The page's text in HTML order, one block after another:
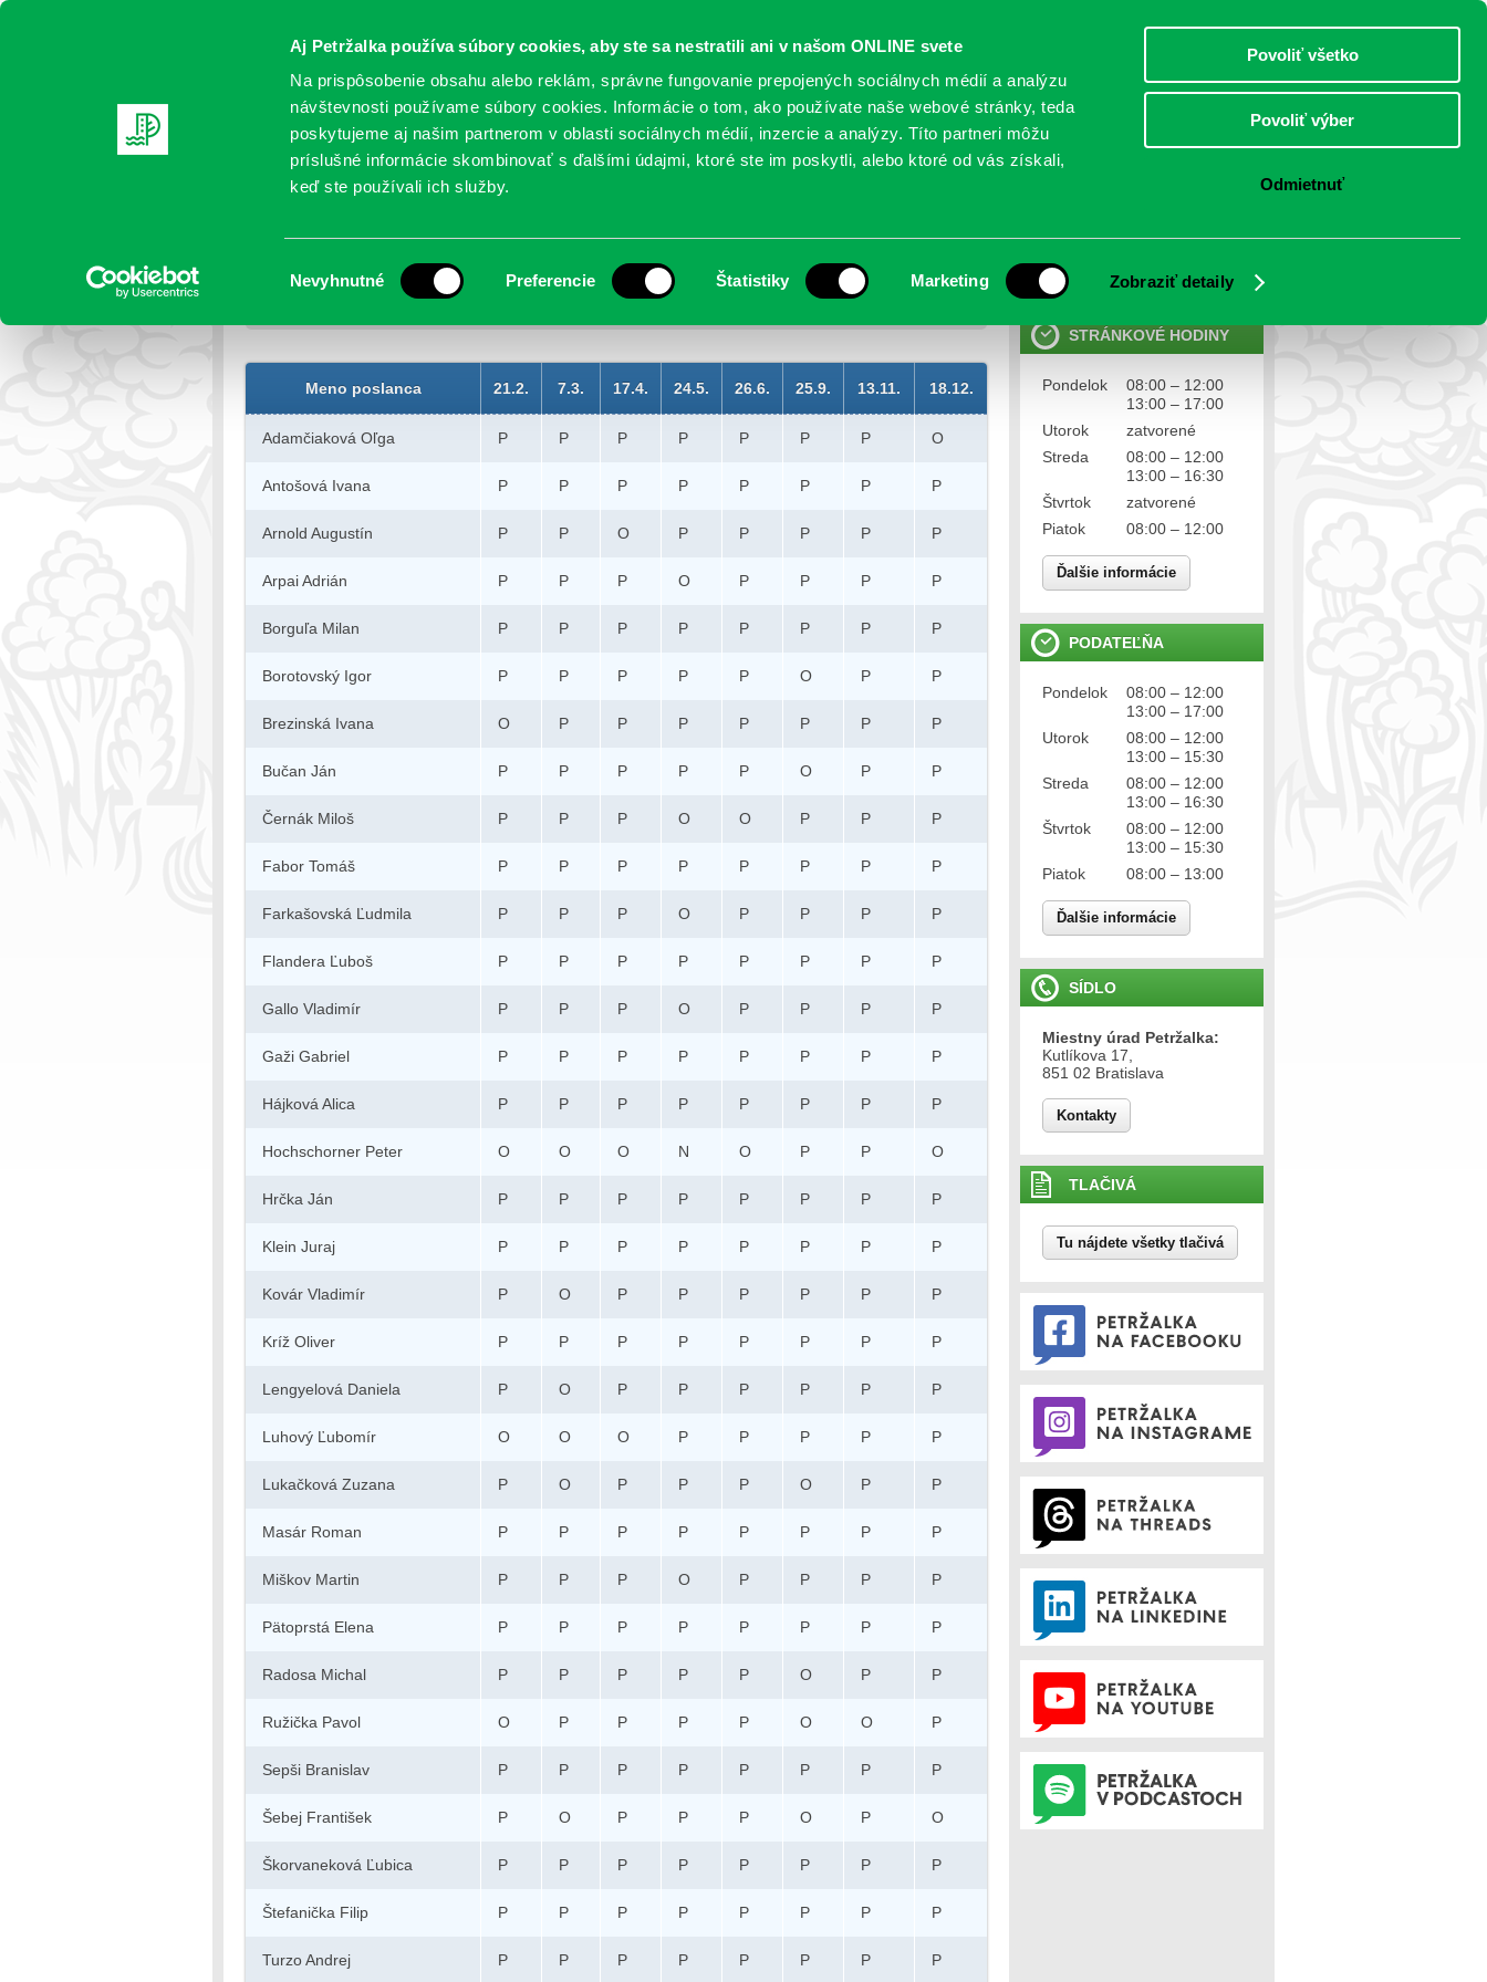
Aj Petržalka používa súbory cookies, aby ste sa nestratili ani v našom ONLINE svete
Na prispôsobenie obsahu alebo reklám, správne fungovanie prepojených sociálnych médií a analýzu
návštevnosti používame súbory cookies. Informácie o tom, ako používate naše webové stránky, teda
poskytujeme aj našim partnerom v oblasti sociálnych médií, inzercie a analýzy. Títo partneri môžu
príslušné informácie skombinovať s ďalšími údajmi, ktoré ste im poskytli, alebo ktoré od vás získali,
keď ste používali ich služby.
súhlasu
Nevyhnutné Preferencie Štatistiky Marketing Zobraziť detaily
Povoliť všetko
Povoliť výber
Odmietnuť
Oficiálne stránky
PETRŽALSKÉ KONTO
AKTUALITY SAMOSPRÁVA ORGANIZÁCIE OBLASTI NOVINY MAPY TLAČIVÁ KONTAKTY
Ochrana osobných údajov
STRÁNKOVÉ HODINY
Pondelok
08:00 – 12:00
13:00 – 17:00
Utorok
zatvorené
Streda
08:00 – 12:00
13:00 – 16:30
Štvrtok
zatvorené
Piatok
08:00 – 12:00
Ďalšie informácie
PODATEĽŇA
Pondelok
08:00 – 12:00
13:00 – 17:00
Utorok
08:00 – 12:00
13:00 – 15:30
Streda
08:00 – 12:00
13:00 – 16:30
Štvrtok
08:00 – 12:00
13:00 – 15:30
Piatok
08:00 – 13:00
Ďalšie informácie
SÍDLO
Miestny úrad Petržalka:
Kutlíkova 17,
851 02 Bratislava
Kontakty
TLAČIVÁ
Tu nájdete všetky tlačivá
Účasť poslancov na zasadnutiach v roku 2012
Petržalka>Samospráva >Miestne zastupiteľstvo >Účasť poslancov na zasadnutiach> Účasť
Meno poslanca 21.2. 7.3. 17.4. 24.5. 26.6. 25.9. 13.11. 18.12.
Adamčiaková Oľga P P P P P P P O
Antošová Ivana P P P P P P P P
Arnold Augustín P P O P P P P P
Arpai Adrián P P P O P P P P
Borguľa Milan P P P P P P P P
Borotovský Igor P P P P P O P P
Brezinská Ivana O P P P P P P P
Bučan Ján P P P P P O P P
Černák Miloš P P P O O P P P
Fabor Tomáš P P P P P P P P
Farkašovská Ľudmila P P P O P P P P
Flandera Ľuboš P P P P P P P P
Gallo Vladimír P P P O P P P P
Gaži Gabriel P P P P P P P P
Hájková Alica P P P P P P P P
Hochschorner Peter O O O N O P P O
Hrčka Ján P P P P P P P P
Klein Juraj P P P P P P P P
Kovár Vladimír P O P P P P P P
Kríž Oliver P P P P P P P P
Lengyelová Daniela P O P P P P P P
Luhový Ľubomír O O O P P P P P
Lukačková Zuzana P O P P P O P P
Masár Roman P P P P P P P P
Miškov Martin P P P O P P P P
Pätoprstá Elena P P P P P P P P
Radosa Michal P P P P P O P P
Ružička Pavol O P P P P O O P
Sepši Branislav P P P P P P P P
Šebej František P O P P P O P O
Škorvaneková Ľubica P P P P P P P P
Štefanička Filip P P P P P P P P
Turzo Andrej P P P P P P P P